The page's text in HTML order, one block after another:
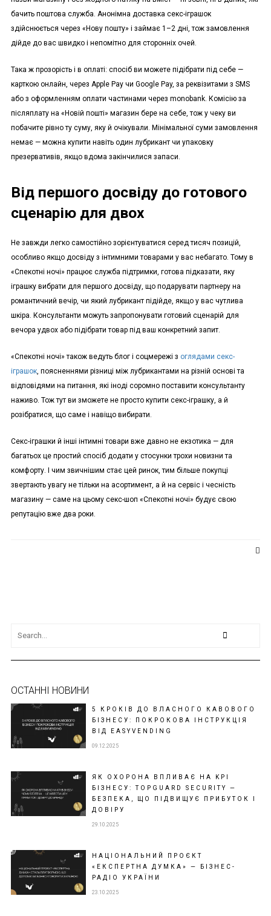
бачить поштова служба. Анонімна доставка секс-іграшок
здійснюється через «Нову пошту» і займає 1–2 дні, тож замовлення
дійде до вас швидко і непомітно для сторонніх очей.
Така ж прозорість і в оплаті: спосіб ви можете підібрати під себе —
карткою онлайн, через Apple Pay чи Google Pay, за реквізитами з SMS
або з оформленням оплати частинами через monobank. Комісію за
післяплату на «Новій пошті» магазин бере на себе, тож у чеку ви
побачите рівно ту суму, яку й очікували. Мінімальної суми замовлення
немає — можна купити навіть один лубрикант чи упаковку
презервативів, якщо вдома закінчилися запаси.
Від першого досвіду до готового
сценарію для двох
Не завжди легко самостійно зорієнтуватися серед тисяч позицій,
особливо якщо досвіду з інтимними товарами у вас небагато. Тому в
«Спекотні ночі» працює служба підтримки, готова підказати, яку
іграшку вибрати для першого досвіду, що подарувати партнеру на
романтичний вечір, чи який лубрикант підійде, якщо у вас чутлива
шкіра. Консультанти можуть запропонувати готовий сценарій для
вечора удвох або підібрати товар під ваш конкретний запит.
«Спекотні ночі» також ведуть блог і соцмережі з оглядами секс-
іграшок, поясненнями різниці між лубрикантами на різній основі та
відповідями на питання, які іноді соромно поставити консультанту
наживо. Тож тут ви зможете не просто купити секс-іграшку, а й
розібратися, що саме і навіщо вибирати.
Секс-іграшки й інші інтимні товари вже давно не екзотика — для
багатьох це простий спосіб додати у стосунки трохи новизни та
комфорту. І чим звичнішим стає цей ринок, тим більше покупці
звертають увагу не тільки на асортимент, а й на сервіс і чесність
магазину — саме на цьому секс-шоп «Спекотні ночі» будує свою
репутацію вже два роки.
ОСТАННІ НОВИНИ
5 КРОКІВ ДО ВЛАСНОГО КАВОВОГО
БІЗНЕСУ: ПОКРОКОВА ІНСТРУКЦІЯ
ВІД EASYVENDING
09.12.2025
ЯК ОХОРОНА ВПЛИВАЄ НА KPI
БІЗНЕСУ: TOPGUARD SECURITY —
БЕЗПЕКА, ЩО ПІДВИЩУЄ ПРИБУТОК І
ДОВІРУ
29.10.2025
НАЦІОНАЛЬНИЙ ПРОЄКТ
«ЕКСПЕРТНА ДУМКА» — БІЗНЕС-
РАДІО УКРАЇНИ
23.10.2025